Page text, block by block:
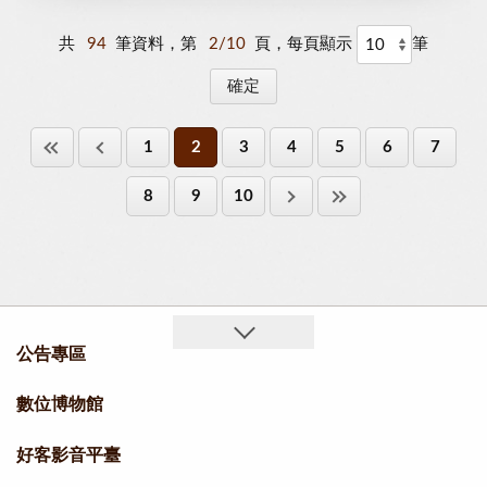
共 94 筆資料，第 2/10 頁，每頁顯示 筆
1 2 3 4 5 6 7
8 9 10
公告專區
數位博物館
好客影音平臺